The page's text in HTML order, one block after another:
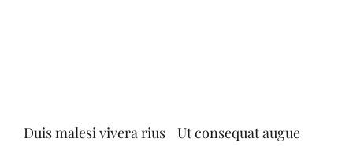
Duis malesi vivera rius
Ut consequat augue